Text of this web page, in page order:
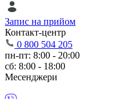
Запис на прийом
Контакт-центр
0 800 504 205
пн-пт: 8:00 - 20:00
сб: 8:00 - 18:00
Месенджери